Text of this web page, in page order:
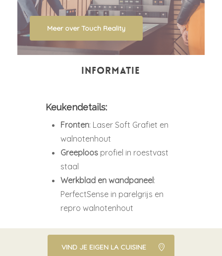
Meer over Touch Reality
INFORMATIE
Keukendetails:
Fronten: Laser Soft Grafiet en
walnotenhout
Greeploos profiel in roestvast
staal
Werkblad en wandpaneel:
PerfectSense in parelgrijs en
repro walnotenhout
VIND JE EIGEN LA CUISINE